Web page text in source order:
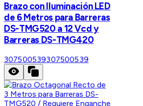
Brazo con Iluminación LED
de 6 Metros para Barreras
DS-TMG520 a 12 Vcd y
Barreras DS-TMG420
307500539307500539